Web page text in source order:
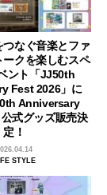
つなぐ音楽とファ
ークを楽しむスペ
ント「JJ50th
Fest 2026」に
Anniversary
式グッズ販売決
定！
STYLE